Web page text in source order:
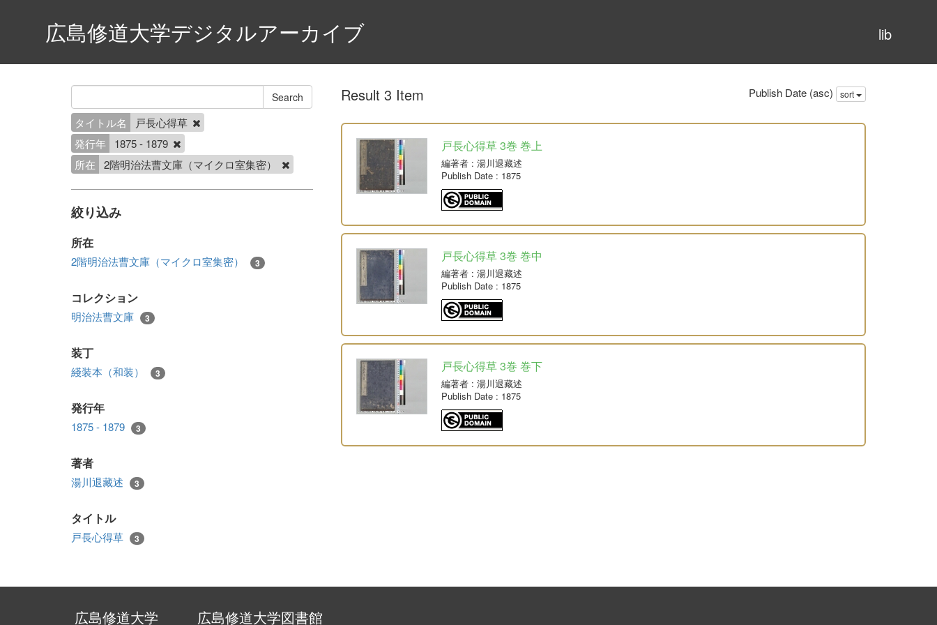
lib
広島修道大学デジタルアーカイブ
タイトル名
戸長心得草
発行年
1875 - 1879
所在
2階明治法曹文庫（マイクロ室集密）
絞り込み
所在
2階明治法曹文庫（マイクロ室集密） 3
コレクション
明治法曹文庫 3
装丁
綫装本（和装） 3
発行年
1875 - 1879 3
著者
湯川退藏述 3
タイトル
戸長心得草 3
Result 3 Item Publish Date (asc) sort
戸長心得草 3巻 巻上
編著者: 湯川退藏述
Publish Date: 1875
戸長心得草 3巻 巻中
編著者: 湯川退藏述
Publish Date: 1875
戸長心得草 3巻 巻下
編著者: 湯川退藏述
Publish Date: 1875
広島修道大学 広島修道大学図書館